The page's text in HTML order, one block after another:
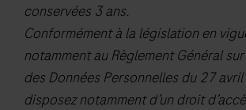
conservées 3 ans.
Conformément à la législation en
notamment au Règlement Général
des Données Personnelles du 27
disposez notamment d’un droit